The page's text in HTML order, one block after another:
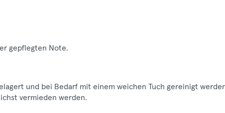
gepflegten Note.
und bei Bedarf mit einem weichen Tuch gereinigt
vermieden werden.